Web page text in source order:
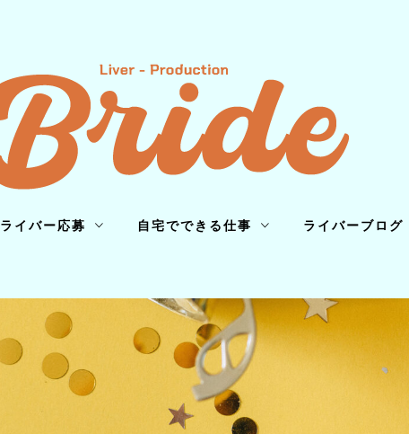
ライバー応募 自宅でできる仕事 ライバーブログ